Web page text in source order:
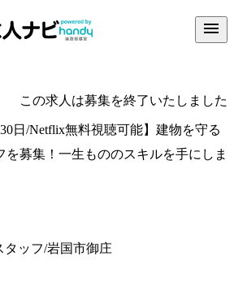
この求人は募集を終了いたしました
日/Netflix無料視聴可能】建物を守る
を募集！一生もののスキルを手にしま
ッフ/岩国市御庄